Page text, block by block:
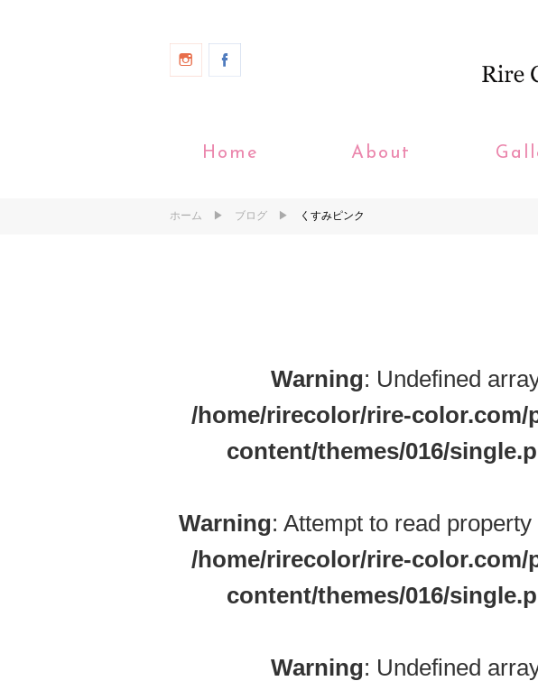
Home About
ホーム ブログ くすみピンク
Warning: Undefined
/home/rirecolor/rire-color.com/
content/themes/016/
Warning: Attempt to read
/home/rirecolor/rire-color.com/
content/themes/016/
Warning: Undefined